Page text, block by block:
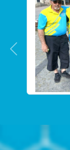
Précedent